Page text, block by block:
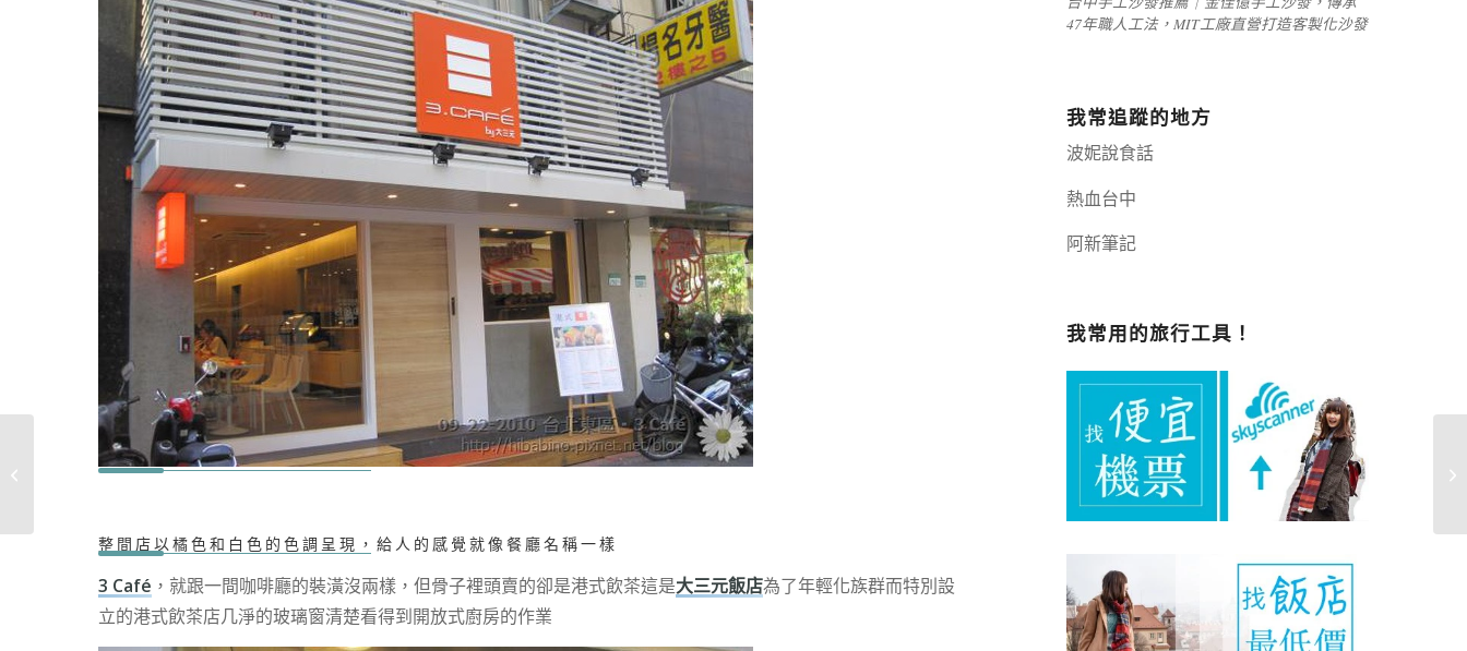
整間店以橘色和白色的色調呈現，給人的感覺就像餐廳名稱一樣
3 Café ，就跟一間咖啡廳的裝潢沒兩樣，但骨子裡頭賣的卻是港式飲茶這是大三元飯店為了年輕化族群而特別設
立的港式飲茶店几淨的玻璃窗清楚看得到開放式廚房的作業
47年職人工法，MIT工廠直營打造客製化沙發
我常追蹤的地方
波妮說食話
熱血台中
阿新筆記嘉義+1 | 嘉義加一
我常用的旅行工具！
[台中] 王品集團-品田牧場 (公益店)